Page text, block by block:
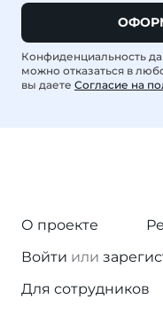
Конфиденциальность
можно отказаться в
вы даете Согласие на
О проекте
Войти или
Для сотрудников